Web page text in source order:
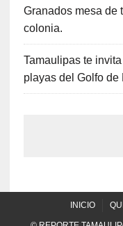
Granados mesa de
colonia.
Tamaulipas te
playas del Golfo de
INICIO